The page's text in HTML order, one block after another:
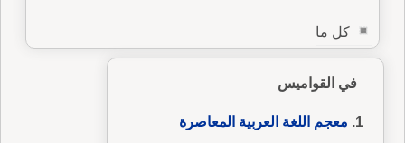
كل ما
في القواميس
معجم اللغة العربية المعاصرة